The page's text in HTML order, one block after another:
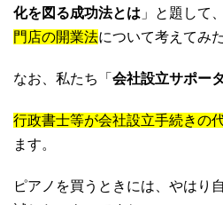
化を図る成功法とは 」と題して
門店の開業法について考えてみ
なお、私たち「 会社設立サポー
行政書士等が会社設立手続きの
ます。
ピアノを買うときには、やはり